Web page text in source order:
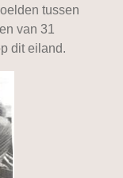
tussen
van 31
dit eiland.